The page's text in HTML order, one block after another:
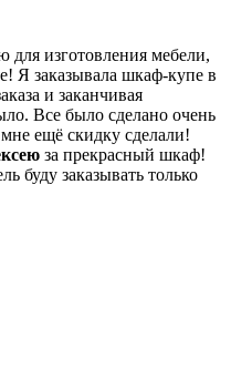
изготовления мебели,
Я заказывала шкаф-купе в
и заканчивая
Все было сделано очень
ещё скидку сделали!
за прекрасный шкаф!
буду заказывать только